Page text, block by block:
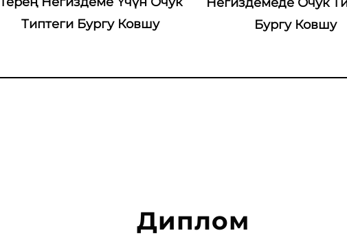
Бургу Ковшу
Талаадагы Иште
Ковшу менен Буруу
Диплом